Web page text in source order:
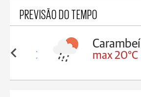
PREVISÃO DO TEMPO
18°C
Carambeí
max 20°C